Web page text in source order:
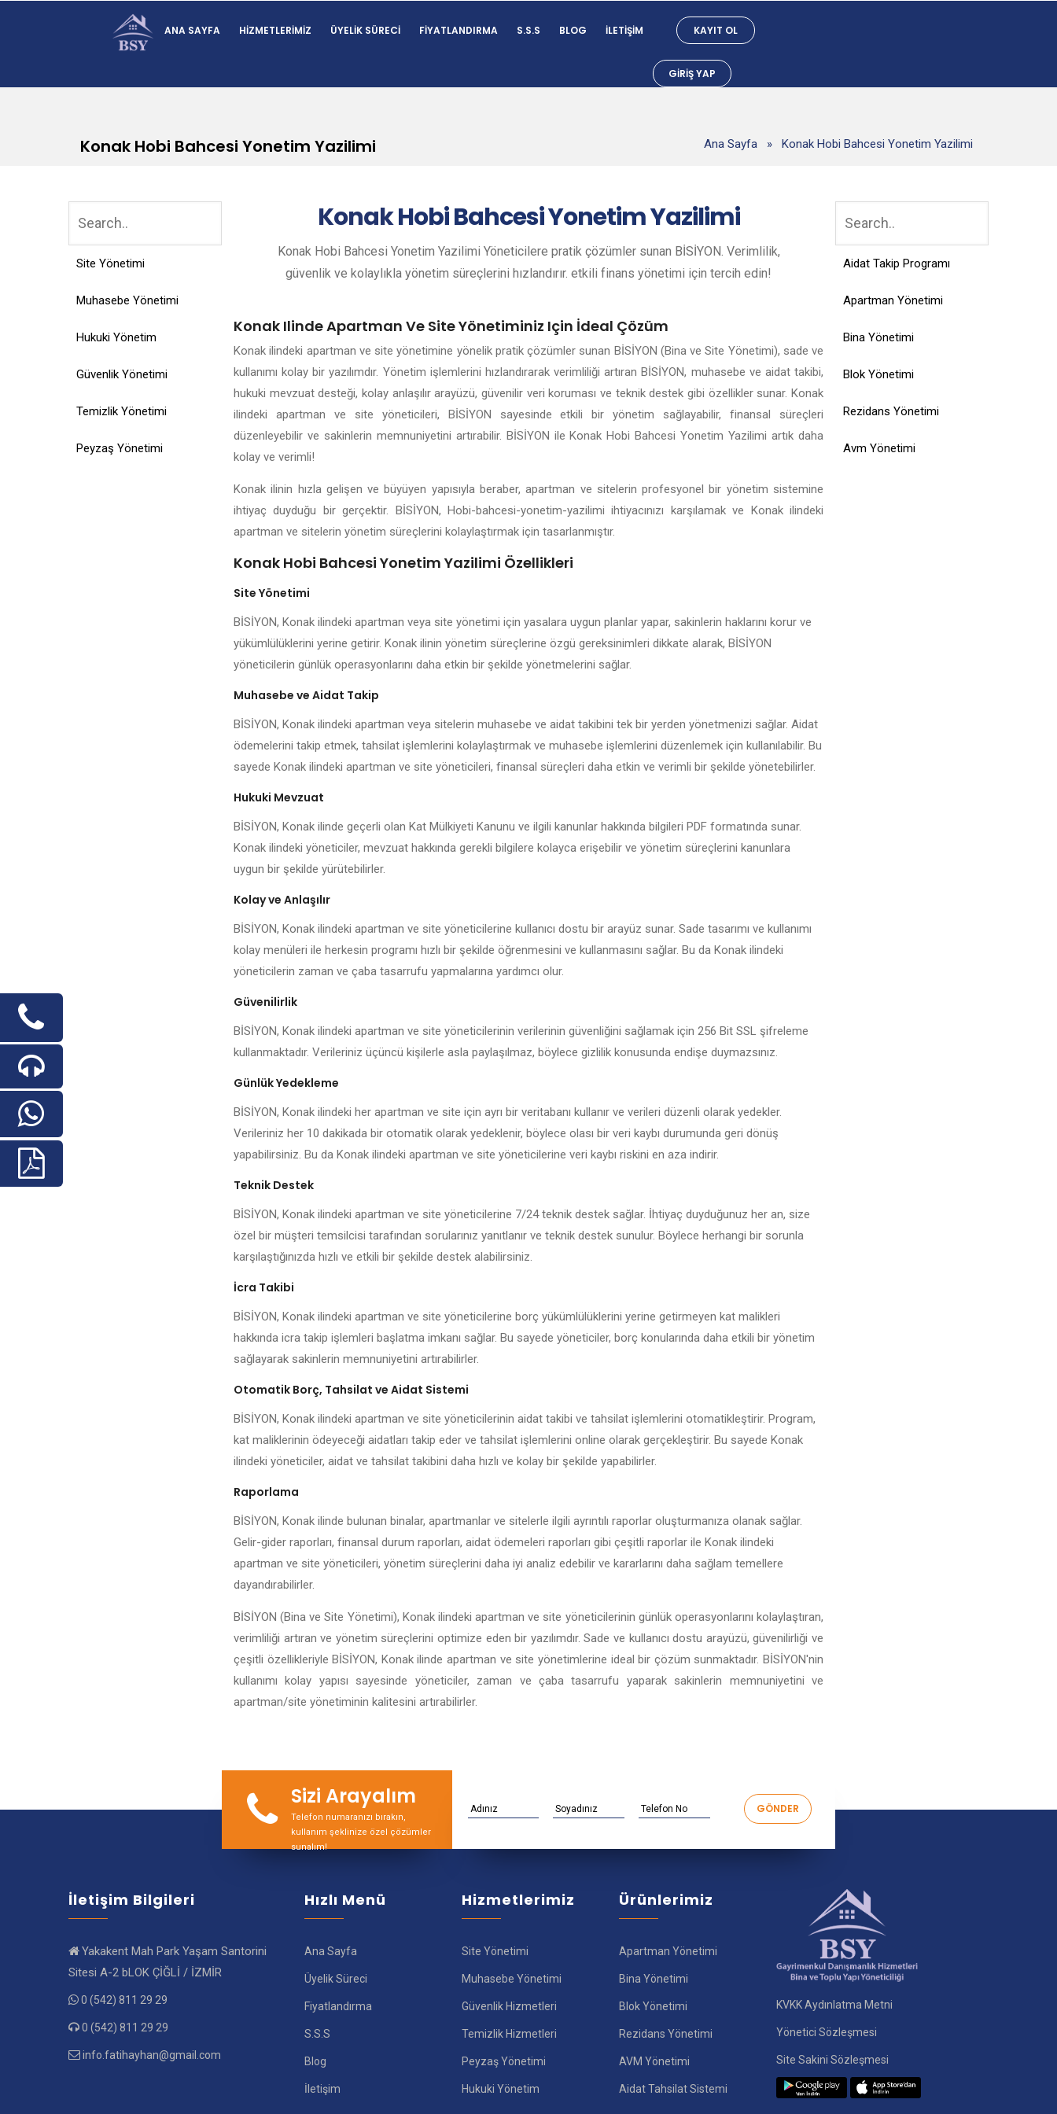
ANA SAYFA HIZMETLERIMIZ ÜYELIK SÜRECI FIYATLANDIRMA S.S.S BLOG İLETIŞIM KAYIT OL
GIRIŞ YAP
Konak Hobi Bahcesi Yonetim Yazilimi Ana Sayfa » Konak Hobi Bahcesi Yonetim Yazilimi
Site Yönetimi
Muhasebe Yönetimi
Hukuki Yönetim
Güvenlik Yönetimi
Temizlik Yönetimi
Peyzaş Yönetimi
KonakHobi Bahcesi Yonetim Yazilimi
Konak Hobi Bahcesi Yonetim Yazilimi Yöneticilere pratik çözümler sunan BİSİYON. Verimlilik,
güvenlik ve kolaylıkla yönetim süreçlerini hızlandırır. etkili finans yönetimi için tercih edin!
Konak Ilinde Apartman Ve Site Yönetiminiz Için İdeal Çözüm
Konak ilindeki apartman ve site yönetimine yönelik pratik çözümler sunan BİSİYON (Bina ve Site Yönetimi), sade ve
kullanımı kolay bir yazılımdır. Yönetim işlemlerini hızlandırarak verimliliği artıran BİSİYON, muhasebe ve aidat takibi,
hukuki mevzuat desteği, kolay anlaşılır arayüzü, güvenilir veri koruması ve teknik destek gibi özellikler sunar. Konak
ilindeki apartman ve site yöneticileri, BİSİYON sayesinde etkili bir yönetim sağlayabilir, finansal süreçleri
düzenleyebilir ve sakinlerin memnuniyetini artırabilir. BİSİYON ile Konak Hobi Bahcesi Yonetim Yazilimi artık daha
kolay ve verimli!
Konak ilinin hızla gelişen ve büyüyen yapısıyla beraber, apartman ve sitelerin profesyonel bir yönetim sistemine
ihtiyaç duyduğu bir gerçektir. BİSİYON, Hobi-bahcesi-yonetim-yazilimi ihtiyacınızı karşılamak ve Konak ilindeki
apartman ve sitelerin yönetim süreçlerini kolaylaştırmak için tasarlanmıştır.
Konak Hobi Bahcesi Yonetim Yazilimi Özellikleri
Site Yönetimi
BİSİYON, Konak ilindeki apartman veya site yönetimi için yasalara uygun planlar yapar, sakinlerin haklarını korur ve
yükümlülüklerini yerine getirir. Konak ilinin yönetim süreçlerine özgü gereksinimleri dikkate alarak, BİSİYON
yöneticilerin günlük operasyonlarını daha etkin bir şekilde yönetmelerini sağlar.
Muhasebe ve Aidat Takip
BİSİYON, Konak ilindeki apartman veya sitelerin muhasebe ve aidat takibini tek bir yerden yönetmenizi sağlar. Aidat
ödemelerini takip etmek, tahsilat işlemlerini kolaylaştırmak ve muhasebe işlemlerini düzenlemek için kullanılabilir. Bu
sayede Konak ilindeki apartman ve site yöneticileri, finansal süreçleri daha etkin ve verimli bir şekilde yönetebilirler.
Hukuki Mevzuat
BİSİYON, Konak ilinde geçerli olan Kat Mülkiyeti Kanunu ve ilgili kanunlar hakkında bilgileri PDF formatında sunar.
Konak ilindeki yöneticiler, mevzuat hakkında gerekli bilgilere kolayca erişebilir ve yönetim süreçlerini kanunlara
uygun bir şekilde yürütebilirler.
Kolay ve Anlaşılır
BİSİYON, Konak ilindeki apartman ve site yöneticilerine kullanıcı dostu bir arayüz sunar. Sade tasarımı ve kullanımı
kolay menüleri ile herkesin programı hızlı bir şekilde öğrenmesini ve kullanmasını sağlar. Bu da Konak ilindeki
yöneticilerin zaman ve çaba tasarrufu yapmalarına yardımcı olur.
Güvenilirlik
BİSİYON, Konak ilindeki apartman ve site yöneticilerinin verilerinin güvenliğini sağlamak için 256 Bit SSL şifreleme
kullanmaktadır. Verileriniz üçüncü kişilerle asla paylaşılmaz, böylece gizlilik konusunda endişe duymazsınız.
Günlük Yedekleme
BİSİYON, Konak ilindeki her apartman ve site için ayrı bir veritabanı kullanır ve verileri düzenli olarak yedekler.
Verileriniz her 10 dakikada bir otomatik olarak yedeklenir, böylece olası bir veri kaybı durumunda geri dönüş
yapabilirsiniz. Bu da Konak ilindeki apartman ve site yöneticilerine veri kaybı riskini en aza indirir.
Teknik Destek
BİSİYON, Konak ilindeki apartman ve site yöneticilerine 7/24 teknik destek sağlar. İhtiyaç duyduğunuz her an, size
özel bir müşteri temsilcisi tarafından sorularınız yanıtlanır ve teknik destek sunulur. Böylece herhangi bir sorunla
karşılaştığınızda hızlı ve etkili bir şekilde destek alabilirsiniz.
İcra Takibi
BİSİYON, Konak ilindeki apartman ve site yöneticilerine borç yükümlülüklerini yerine getirmeyen kat malikleri
hakkında icra takip işlemleri başlatma imkanı sağlar. Bu sayede yöneticiler, borç konularında daha etkili bir yönetim
sağlayarak sakinlerin memnuniyetini artırabilirler.
Otomatik Borç, Tahsilat ve Aidat Sistemi
BİSİYON, Konak ilindeki apartman ve site yöneticilerinin aidat takibi ve tahsilat işlemlerini otomatikleştirir. Program,
kat maliklerinin ödeyeceği aidatları takip eder ve tahsilat işlemlerini online olarak gerçekleştirir. Bu sayede Konak
ilindeki yöneticiler, aidat ve tahsilat takibini daha hızlı ve kolay bir şekilde yapabilirler.
Raporlama
BİSİYON, Konak ilinde bulunan binalar, apartmanlar ve sitelerle ilgili ayrıntılı raporlar oluşturmanıza olanak sağlar.
Gelir-gider raporları, finansal durum raporları, aidat ödemeleri raporları gibi çeşitli raporlar ile Konak ilindeki
apartman ve site yöneticileri, yönetim süreçlerini daha iyi analiz edebilir ve kararlarını daha sağlam temellere
dayandırabilirler.
BİSİYON (Bina ve Site Yönetimi), Konak ilindeki apartman ve site yöneticilerinin günlük operasyonlarını kolaylaştıran,
verimliliği artıran ve yönetim süreçlerini optimize eden bir yazılımdır. Sade ve kullanıcı dostu arayüzü, güvenilirliği ve
çeşitli özellikleriyle BİSİYON, Konak ilinde apartman ve site yönetimlerine ideal bir çözüm sunmaktadır. BİSİYON'nin
kullanımı kolay yapısı sayesinde yöneticiler, zaman ve çaba tasarrufu yaparak sakinlerin memnuniyetini ve
apartman/site yönetiminin kalitesini artırabilirler.
Aidat Takip Programı
Apartman Yönetimi
Bina Yönetimi
Blok Yönetimi
Rezidans Yönetimi
Avm Yönetimi
Sizi Arayalım
Telefon numaranızı bırakın,
kullanım şeklinize özel çözümler
sunalım!
İletişim Bilgileri
Yakakent Mah Park Yaşam Santorini
Sitesi A-2 bLOK ÇİĞLİ / İZMİR
0 (542) 811 29 29
0 (542) 811 29 29
info.fatihayhan@gmail.com
Hızlı Menü
Ana Sayfa
Üyelik Süreci
Fiyatlandırma
S.S.S
Blog
İletişim
Hizmetlerimiz
Site Yönetimi
Muhasebe Yönetimi
Güvenlik Hizmetleri
Temizlik Hizmetleri
Peyzaş Yönetimi
Hukuki Yönetim
Ürünlerimiz
Apartman Yönetimi
Bina Yönetimi
Blok Yönetimi
Rezidans Yönetimi
AVM Yönetimi
Aidat Tahsilat Sistemi
KVKK Aydınlatma Metni
Yönetici Sözleşmesi
Site Sakini Sözleşmesi